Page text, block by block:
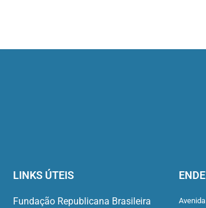
LINKS ÚTEIS
Fundação Republicana Brasileira